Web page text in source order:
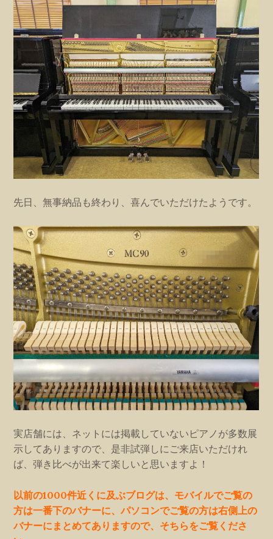
先日、無事納品も終わり、喜んでいただけたようです。
実店舗には、ネットには掲載していないピアノが多数展
示してありますので、是非試弾しにご来店いただけれ
ば、弾き比べが出来て楽しいと思いますよ！
以前の1000件近くに及ぶブログは、モバイルでご覧の
方は一番下のバナーに、パソコンでご覧の方は右側上の
バナーにまとめてありますので、そちらをご覧くださ